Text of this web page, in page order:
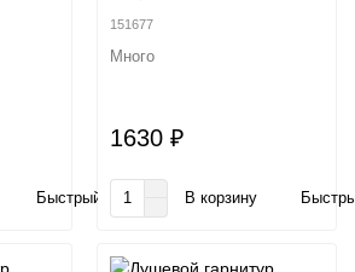
Быстрый заказ
151677
Много
1630 ₽
В корзину